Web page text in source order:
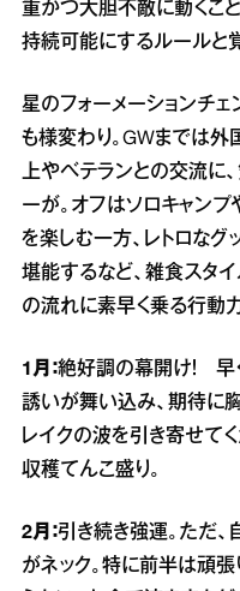
重かつ大胆不敵に動くこ
持続可能にするルールと
星のフォーメーションチ
も様変わり。GWまでは
上やベテランとの交流に
ーが。オフはソロキャンプ
を楽しむ一方、レトロな
堪能するなど、雑食スタ
の流れに素早く乗る行動
1月：絶好調の幕開け！ 早
誘いが舞い込み、期待に
レイクの波を引き寄せて
収穫てんこ盛り。
2月：引き続き強運。ただ
がネック。特に前半は頑